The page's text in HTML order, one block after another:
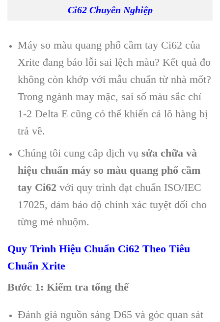
Ci62 Chuyên Nghiệp
Máy so màu quang phổ cầm tay Ci62 của
Xrite đang báo lỗi sai lệch màu? Kết quả đo
không còn khớp với mẫu chuẩn từ nhà mốt?
Trong ngành may mặc, sai số màu sắc chỉ
1-2 Delta E cũng có thể khiến cả lô hàng bị
trả về.
Chúng tôi cung cấp dịch vụ sửa chữa và
hiệu chuẩn máy so màu quang phổ cầm
tay Ci62 với quy trình đạt chuẩn ISO/IEC
17025, đảm bảo độ chính xác tuyệt đối cho
từng mẻ nhuộm.
Quy Trình Hiệu Chuẩn Ci62 Theo Tiêu
Chuẩn Xrite
Bước 1: Kiểm tra tổng thể
Đánh giá nguồn sáng D65 và góc quan sát